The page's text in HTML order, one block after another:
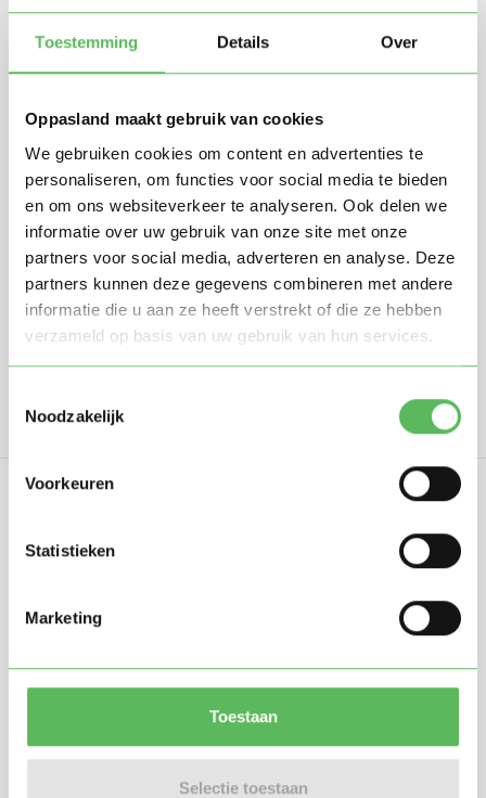
Toestemming Details Over
Oppasland maakt gebruik van cookies
We gebruiken cookies om content en advertenties te
personaliseren, om functies voor social media te bieden
en om ons websiteverkeer te analyseren. Ook delen we
informatie over uw gebruik van onze site met onze
partners voor social media, adverteren en analyse. Deze
partners kunnen deze gegevens combineren met andere
informatie die u aan ze heeft verstrekt of die ze hebben
verzameld op basis van uw gebruik van hun services.
Noodzakelijk
Voorkeuren
Statistieken
Marketing
Toestaan
Selectie toestaan
Stuur mij nieuwe profielen in mijn omgeving per
e-mail
Door te registreren ga je akkoord met deAlgemene
voorwaardenvan Oppasland.
Gratis aanmelden
in 2017, bedoeld om ouders, oppassers en
brengen.